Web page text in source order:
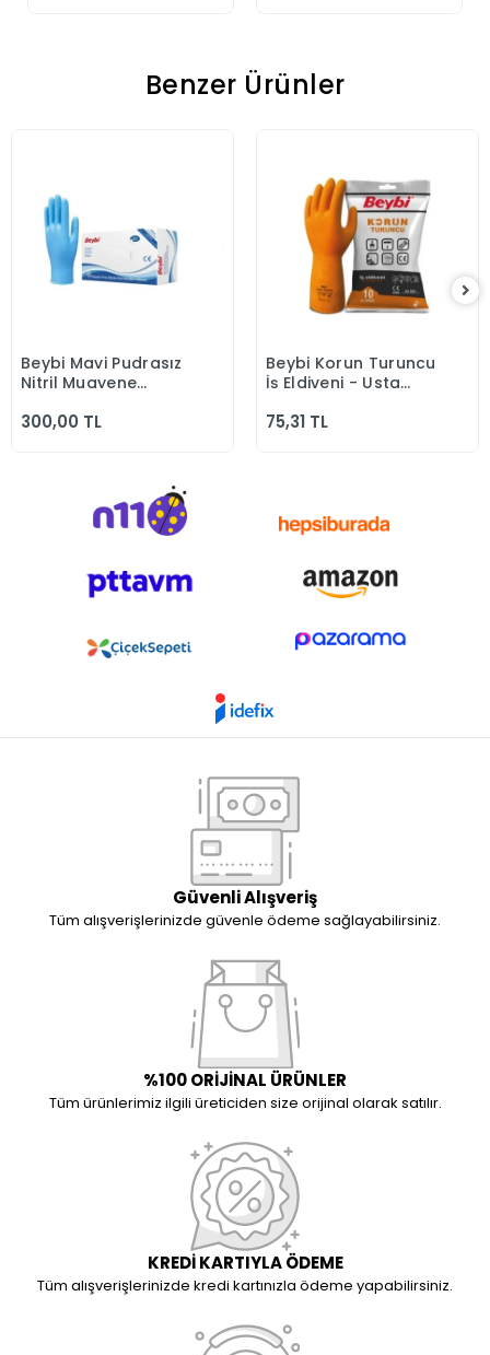
Benzer Ürünler
Sepete Ekle
Beybi Mavi Pudrasız
Nitril Muayene
300,00 TL
Sepete Ekle
Beybi Korun Turuncu
İş Eldiveni - Usta
75,31 TL
Güvenli Alışveriş
Tüm alışverişlerinizde güvenle ödeme sağlayabilirsiniz.
%100 ORİJİNAL ÜRÜNLER
Tüm ürünlerimiz ilgili üreticiden size orijinal olarak satılır.
KREDİ KARTIYLA ÖDEME
Tüm alışverişlerinizde kredi kartınızla ödeme yapabilirsiniz.